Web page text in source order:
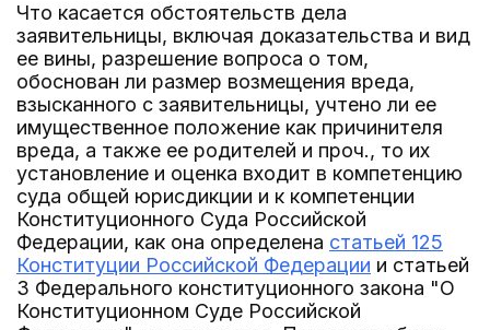
Что касается обстоятельств дела
заявительницы, включая доказательства и вид
ее вины, разрешение вопроса о том,
обоснован ли размер возмещения вреда,
взысканного с заявительницы, учтено ли ее
имущественное положение как причинителя
вреда, а также ее родителей и проч., то их
установление и оценка входит в компетенцию
суда общей юрисдикции и к компетенции
Конституционного Суда Российской
Федерации, как она определена статьей 125
Конституции Российской Федерации и статьей
3 Федерального конституционного закона "О
Конституционном Суде Российской